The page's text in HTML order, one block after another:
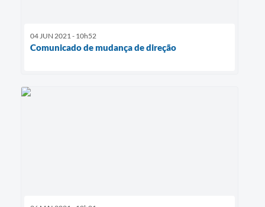
04 JUN 2021 - 10h52
Comunicado de mudança de direção